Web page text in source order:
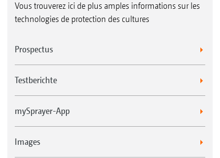
Vous trouverez ici de plus amples informations sur les
technologies de protection des cultures
Prospectus
Testberichte
mySprayer-App
Images